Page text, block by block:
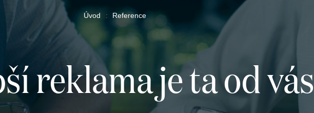
Úvod Reference
reklama je ta od vás